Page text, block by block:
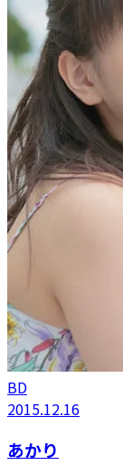
BD
2015.12.16
あかり